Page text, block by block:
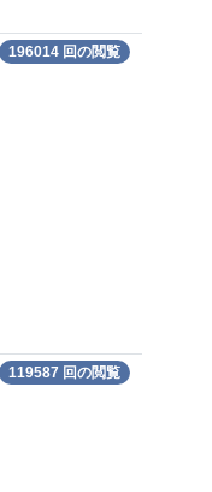
196014 回の閲覧
119587 回の閲覧